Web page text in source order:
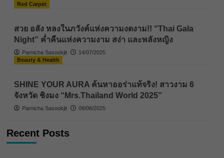
Red Carpet
สวย อลัง หลงในภวังค์แห่งความงดงาม!! “Thai Gala
Night” ค่ำคืนแห่งความงาม สง่า และพลังหญิง
Parnicha Sasookjit
14/07/2025
Beauty & Health
SHINE YOUR AURA ค้นหาออร่าแท้จริง! สาวงาม 6
จังหวัด ชิงมง “Mrs.Thailand World 2025”
Parnicha Sasookjit 08/06/2025
Recent Posts